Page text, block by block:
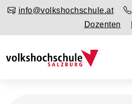
info@volkshochschule.at
Dozenten